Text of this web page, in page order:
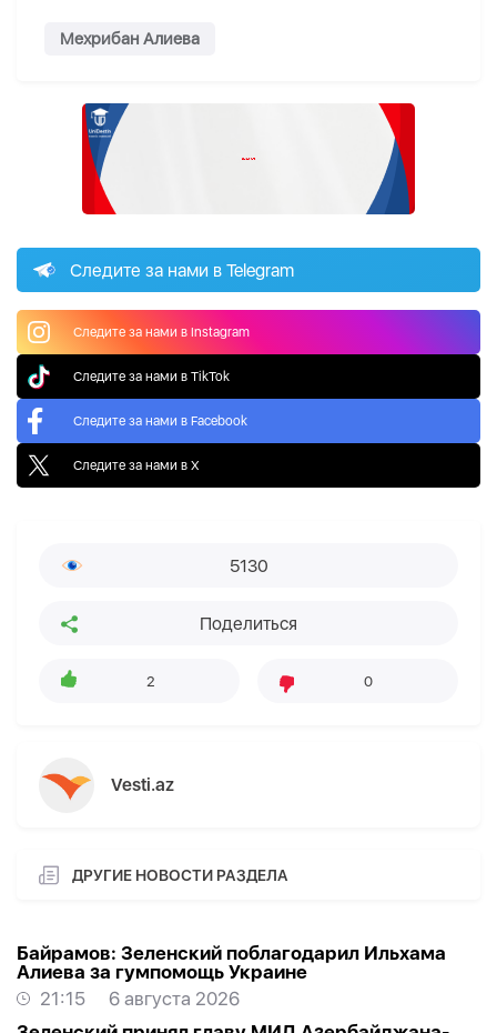
Мехрибан Алиева
Следите за нами в Telegram
Следите за нами в Instagram
Следите за нами в TikTok
Следите за нами в Facebook
Следите за нами в X
5130
Поделиться
2 0
Vesti.az
ДРУГИЕ НОВОСТИ РАЗДЕЛА
Байрамов: Зеленский поблагодарил Ильхама
Алиева за гумпомощь Украине
21:15
6 августа 2026